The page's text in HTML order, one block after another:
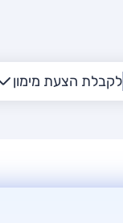
לקבלת הצעת מימון